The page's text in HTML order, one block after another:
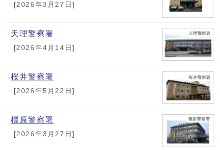
[2026年3月27日]
天理警察署
[2026年4月14日]
桜井警察署
[2026年5月22日]
橿原警察署
[2026年3月27日]